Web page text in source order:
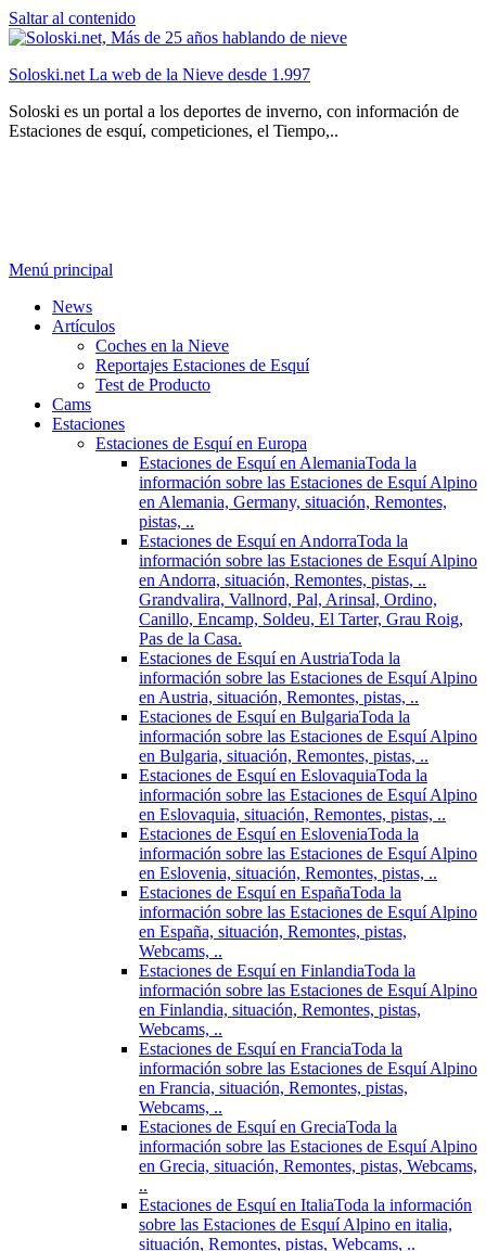
Saltar al contenido
Soloski.net La web de la Nieve desde 1.997
Soloski es un portal a los deportes de inverno, con información de
Estaciones de esquí, competiciones, el Tiempo,..
Menú principal
News
Artículos
Coches en la Nieve
Reportajes Estaciones de Esquí
Test de Producto
Cams
Estaciones
Estaciones de Esquí en Europa
Estaciones de Esquí en AlemaniaToda la
información sobre las Estaciones de Esquí Alpino
en Alemania, Germany, situación, Remontes,
pistas, ..
Estaciones de Esquí en AndorraToda la
información sobre las Estaciones de Esquí Alpino
en Andorra, situación, Remontes, pistas, ..
Grandvalira, Vallnord, Pal, Arinsal, Ordino,
Canillo, Encamp, Soldeu, El Tarter, Grau Roig,
Pas de la Casa.
Estaciones de Esquí en AustriaToda la
información sobre las Estaciones de Esquí Alpino
en Austria, situación, Remontes, pistas, ..
Estaciones de Esquí en BulgariaToda la
información sobre las Estaciones de Esquí Alpino
en Bulgaria, situación, Remontes, pistas, ..
Estaciones de Esquí en EslovaquiaToda la
información sobre las Estaciones de Esquí Alpino
en Eslovaquia, situación, Remontes, pistas, ..
Estaciones de Esquí en EsloveniaToda la
información sobre las Estaciones de Esquí Alpino
en Eslovenia, situación, Remontes, pistas, ..
Estaciones de Esquí en EspañaToda la
información sobre las Estaciones de Esquí Alpino
en España, situación, Remontes, pistas,
Webcams, ..
Estaciones de Esquí en FinlandiaToda la
información sobre las Estaciones de Esquí Alpino
en Finlandia, situación, Remontes, pistas,
Webcams, ..
Estaciones de Esquí en FranciaToda la
información sobre las Estaciones de Esquí Alpino
en Francia, situación, Remontes, pistas,
Webcams, ..
Estaciones de Esquí en GreciaToda la
información sobre las Estaciones de Esquí Alpino
en Grecia, situación, Remontes, pistas, Webcams,
..
Estaciones de Esquí en ItaliaToda la información
sobre las Estaciones de Esquí Alpino en italia,
situación, Remontes, pistas, Webcams, ..